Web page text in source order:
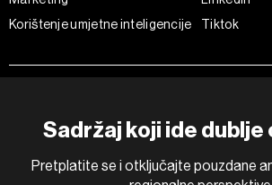
Sadržaj koji ide dublje
Pretplatite se i otključajte pouzdane
Korištenje umjetne inteligencije
Tiktok
©2022 - 2026 Bloomberg L.P. All Rights
the BLOOMBERG logo are registered
Bloomberg Adria is a Mtel Swiss SA
News CMS by Cubes